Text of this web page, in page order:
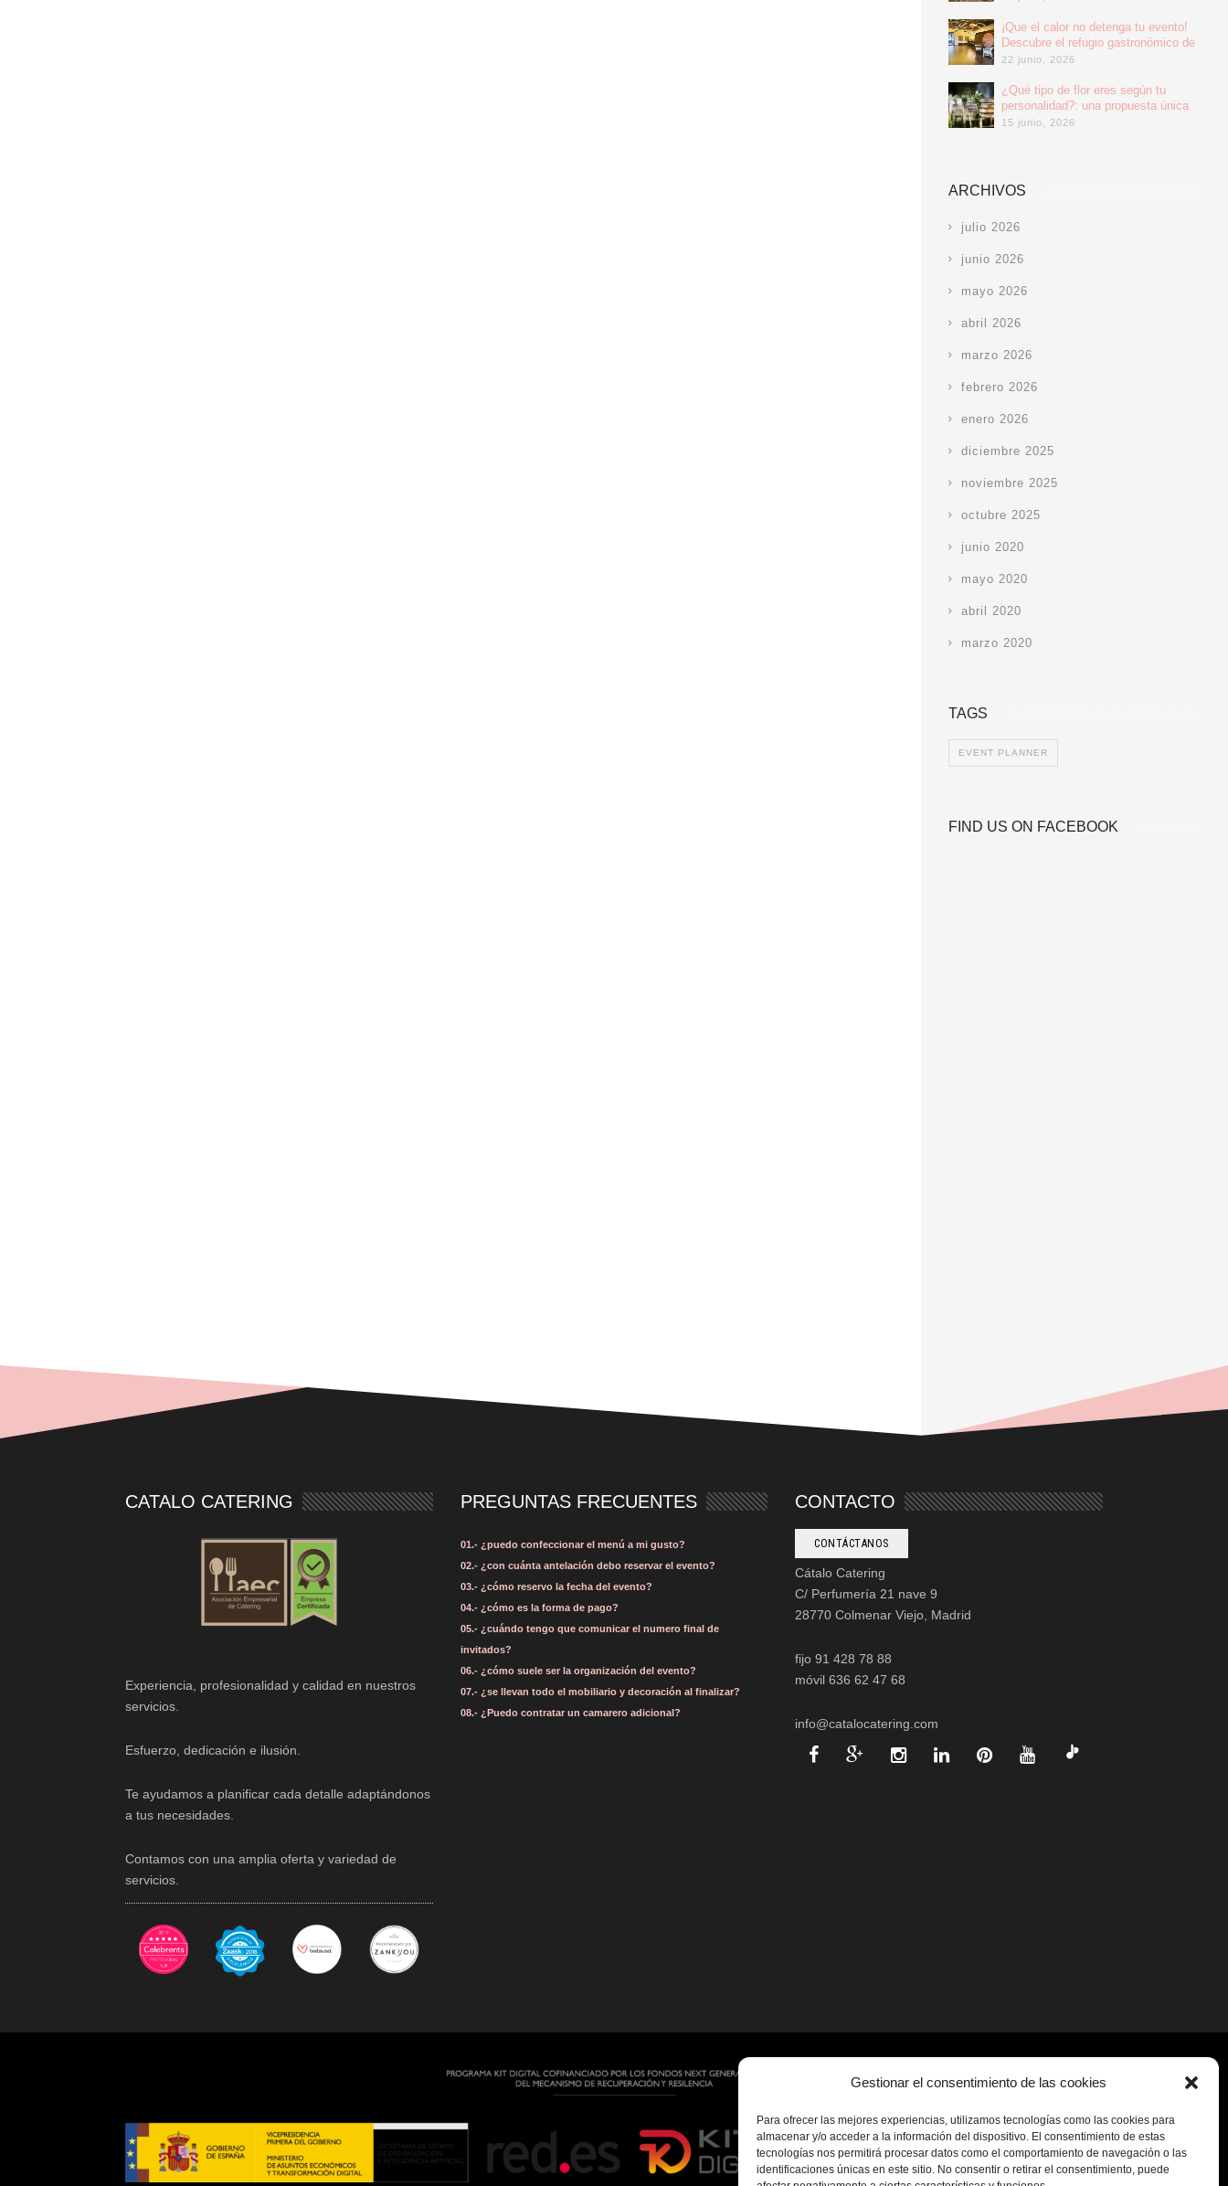
Gestionar el consentimiento de las cookies
Para ofrecer las mejores experiencias, utilizamos tecnologías como las cookies para
almacenar y/o acceder a la información del dispositivo. El consentimiento de estas
tecnologías nos permitirá procesar datos como el comportamiento de navegación o las
identificaciones únicas en este sitio. No consentir o retirar el consentimiento, puede
¡Que el calor no detenga tu evento!
Descubre el refugio gastronómico de
Espacio Cátalo.
22 junio, 2026
¿Qué tipo de flor eres según tu
personalidad?: una propuesta única
para decorar tu evento.
15 junio, 2026
ARCHIVOS
julio 2026
junio 2026
mayo 2026
abril 2026
marzo 2026
febrero 2026
enero 2026
diciembre 2025
noviembre 2025
octubre 2025
junio 2020
mayo 2020
abril 2020
marzo 2020
TAGS
EVENT PLANNER
FIND US ON FACEBOOK
CATALO CATERING
Experiencia, profesionalidad y calidad en nuestros
servicios.
Esfuerzo, dedicación e ilusión.
Te ayudamos a planificar cada detalle adaptándonos
a tus necesidades.
Contamos con una amplia oferta y variedad de
servicios.
PREGUNTAS FRECUENTES
01.- ¿puedo confeccionar el menú a mi gusto?
02.- ¿con cuánta antelación debo reservar el evento?
03.- ¿cómo reservo la fecha del evento?
04.- ¿cómo es la forma de pago?
05.- ¿cuándo tengo que comunicar el numero final de
invitados?
06.- ¿cómo suele ser la organización del evento?
07.- ¿se llevan todo el mobiliario y decoración al finalizar?
08.- ¿Puedo contratar un camarero adicional?
CONTACTO
CONTÁCTANOS
Cátalo Catering
C/ Perfumería 21 nave 9
28770 Colmenar Viejo, Madrid
fijo 91 428 78 88
móvil 636 62 47 68
info@catalocatering.com